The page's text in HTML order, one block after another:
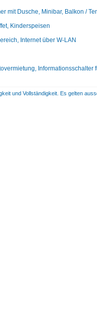
mit Dusche, Minibar, Balkon /
Kinderspeisen
Internet über W-LAN
Informationsschalter
und Vollständigkeit. Es gelten